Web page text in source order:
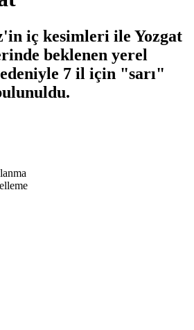
iç kesimleri ile Yozgat
beklenen yerel
7 il için "sarı"